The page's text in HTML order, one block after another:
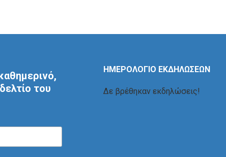
του
ΗΜΕΡΟΛΟΓΙΟ ΕΚΔΗΛΩΣΕΩΝ
Δε βρέθηκαν εκδηλώσεις!